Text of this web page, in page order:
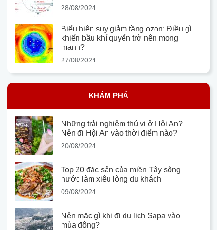
28/08/2024
Biểu hiện suy giảm tầng ozon: Điều gì
khiến bầu khí quyển trở nên mong
manh?
27/08/2024
KHÁM PHÁ
Những trải nghiệm thú vị ở Hội An?
Nên đi Hội An vào thời điểm nào?
20/08/2024
Top 20 đặc sản của miền Tây sông
nước làm xiêu lòng du khách
09/08/2024
Nên mặc gì khi đi du lịch Sapa vào
mùa đông?